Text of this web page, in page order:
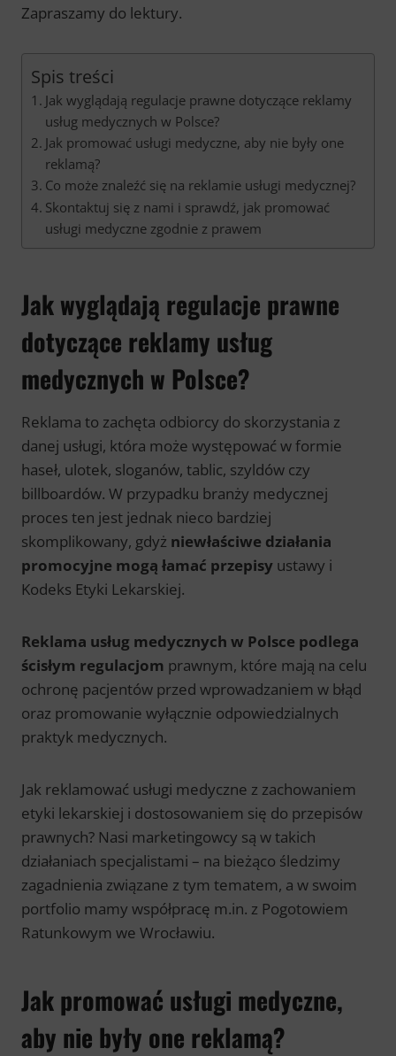
Zapraszamy do lektury.
Spis treści
Jak wyglądają regulacje prawne dotyczące reklamy
usług medycznych w Polsce?
Jak promować usługi medyczne, aby nie były one
reklamą?
Co może znaleźć się na reklamie usługi medycznej?
Skontaktuj się z nami i sprawdź, jak promować
usługi medyczne zgodnie z prawem
Jak wyglądają regulacje prawne
dotyczące reklamy usług
medycznych w Polsce?
Reklama to zachęta odbiorcy do skorzystania z
danej usługi, która może występować w formie
haseł, ulotek, sloganów, tablic, szyldów czy
billboardów. W przypadku branży medycznej
proces ten jest jednak nieco bardziej
skomplikowany, gdyż niewłaściwe działania
promocyjne mogą łamać przepisy ustawy i
Kodeks Etyki Lekarskiej.
Reklama usług medycznych w Polsce podlega
ścisłym regulacjom prawnym, które mają na celu
ochronę pacjentów przed wprowadzaniem w błąd
oraz promowanie wyłącznie odpowiedzialnych
praktyk medycznych.
Jak reklamować usługi medyczne z zachowaniem
etyki lekarskiej i dostosowaniem się do przepisów
prawnych? Nasi marketingowcy są w takich
działaniach specjalistami – na bieżąco śledzimy
zagadnienia związane z tym tematem, a w swoim
portfolio mamy współpracę m.in. z Pogotowiem
Ratunkowym we Wrocławiu.
Jak promować usługi medyczne,
aby nie były one reklamą?